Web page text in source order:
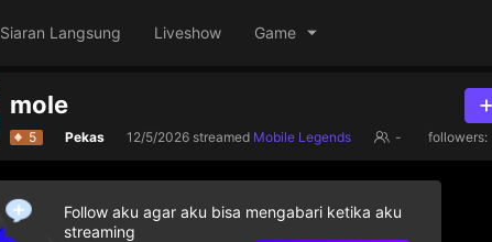
Siaran Langsung Liveshow Game
mole
5 Pekas 12/5/2026 streamed Mobile Legends - followers:
Follow aku agar aku bisa mengabari ketika aku
streaming